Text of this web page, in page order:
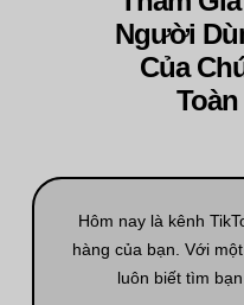
Người
Của
Hôm nay là kênh
hàng của bạn. Với
luôn biết tìm